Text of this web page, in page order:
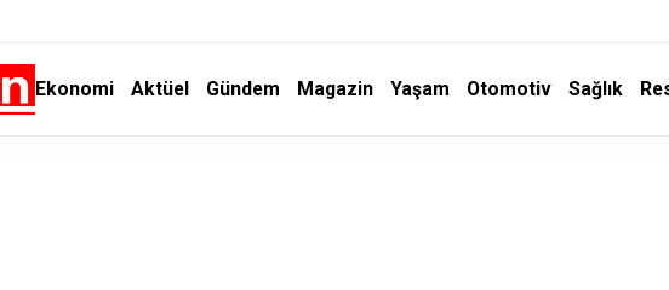
Ekonomi Aktüel Gündem Magazin Yaşam Otomotiv Sağlık